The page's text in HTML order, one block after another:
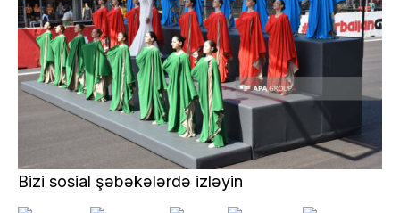
Bizi sosial şəbəkələrdə izləyin